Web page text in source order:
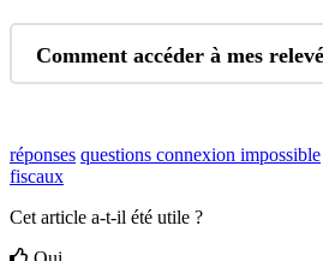
Comment accéder à mes relevé
réponses questions connexion impossible
fiscaux
Cet article a-t-il été utile ?